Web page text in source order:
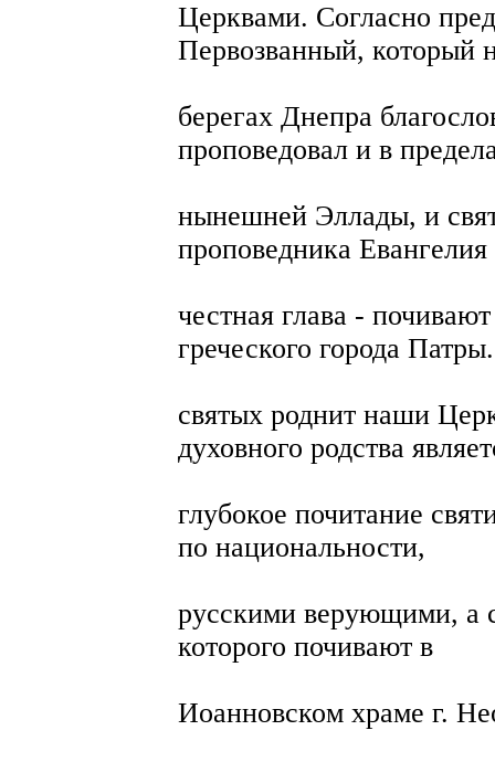
Церквами. Согласно
Первозванный, который
берегах Днепра
проповедовал и в
нынешней Эллады, и
проповедника Евангелия
честная глава -
греческого города
святых роднит наши
духовного родства
глубокое почитание
по национальности,
русскими верующими, а
которого почивают в
Иоанновском храме г.